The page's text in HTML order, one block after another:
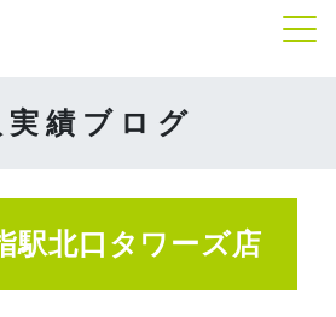
実績ブログ
駅北口タワーズ店